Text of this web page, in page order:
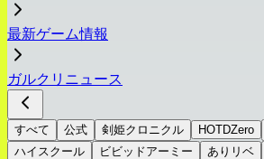
最新ゲーム情報
ガルクリニュース
すべて 公式 剣姫クロニクル HOTDZero
ハイスクール
ビビッドアーミー ありリベ